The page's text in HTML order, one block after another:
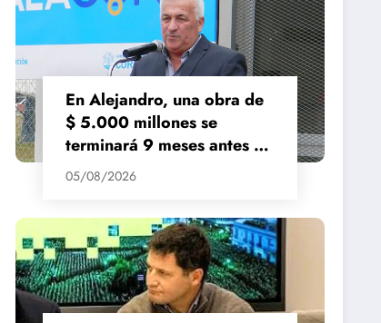
En Alejandro, una obra de
$ 5.000 millones se
terminará 9 meses antes de
lo previsto
05/08/2026